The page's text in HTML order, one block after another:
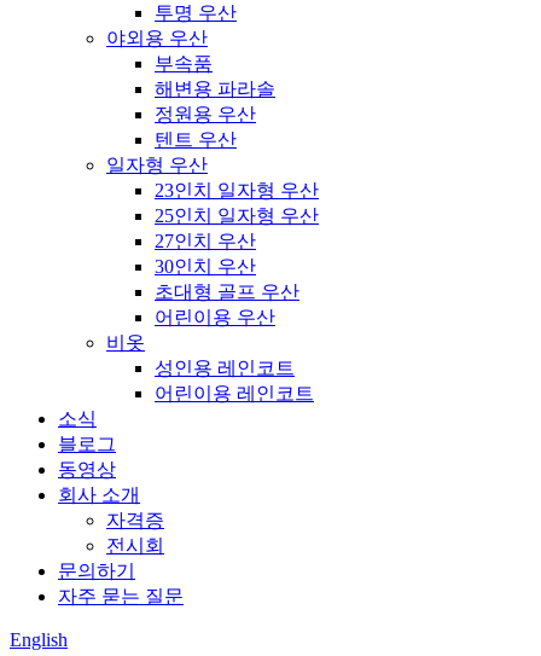
투명 우산
야외용 우산
부속품
해변용 파라솔
정원용 우산
텐트 우산
일자형 우산
23인치 일자형 우산
25인치 일자형 우산
27인치 우산
30인치 우산
초대형 골프 우산
어린이용 우산
비옷
성인용 레인코트
어린이용 레인코트
소식
블로그
동영상
회사 소개
자격증
전시회
문의하기
자주 묻는 질문
English